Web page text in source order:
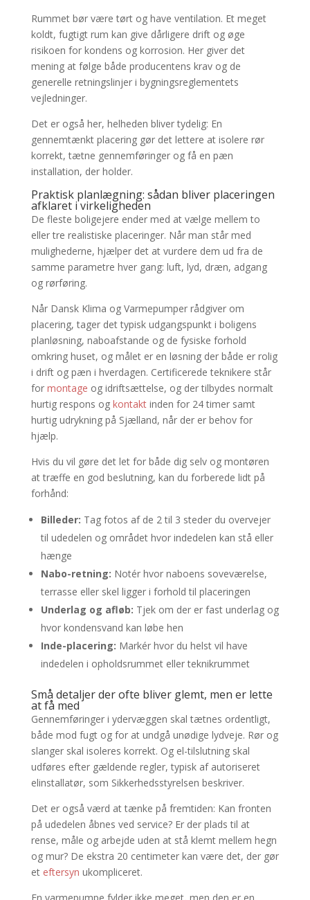
Rummet bør være tørt og have ventilation. Et meget
koldt, fugtigt rum kan give dårligere drift og øge
risikoen for kondens og korrosion. Her giver det
mening at følge både producentens krav og de
generelle retningslinjer i bygningsreglementets
vejledninger.
Det er også her, helheden bliver tydelig: En
gennemtænkt placering gør det lettere at isolere rør
korrekt, tætne gennemføringer og få en pæn
installation, der holder.
Praktisk planlægning: sådan bliver placeringen
afklaret i virkeligheden
De fleste boligejere ender med at vælge mellem to
eller tre realistiske placeringer. Når man står med
mulighederne, hjælper det at vurdere dem ud fra de
samme parametre hver gang: luft, lyd, dræn, adgang
og rørføring.
Når Dansk Klima og Varmepumper rådgiver om
placering, tager det typisk udgangspunkt i boligens
planløsning, naboafstande og de fysiske forhold
omkring huset, og målet er en løsning der både er rolig
i drift og pæn i hverdagen. Certificerede teknikere står
for montage og idriftsættelse, og der tilbydes normalt
hurtig respons og kontaktinden for 24 timer samt
hurtig udrykning på Sjælland, når der er behov for
hjælp.
Hvis du vil gøre det let for både dig selv og montøren
at træffe en god beslutning, kan du forberede lidt på
forhånd:
Billeder: Tag fotos af de 2 til 3 steder du overvejer
til udedelen og området hvor indedelen kan stå eller
hænge
Nabo-retning: Notér hvor naboens soveværelse,
terrasse eller skel ligger i forhold til placeringen
Underlag og afløb: Tjek om der er fast underlag og
hvor kondensvand kan løbe hen
Inde-placering: Markér hvor du helst vil have
indedelen i opholdsrummet eller teknikrummet
Små detaljer der ofte bliver glemt, men er lette
at få med
Gennemføringer i ydervæggen skal tætnes ordentligt,
både mod fugt og for at undgå unødige lydveje. Rør og
slanger skal isoleres korrekt. Og el-tilslutning skal
udføres efter gældende regler, typisk af autoriseret
elinstallatør, som Sikkerhedsstyrelsen beskriver.
Det er også værd at tænke på fremtiden: Kan fronten
på udedelen åbnes ved service? Er der plads til at
rense, måle og arbejde uden at stå klemt mellem hegn
og mur? De ekstra 20 centimeter kan være det, der gør
et eftersyn ukompliceret.